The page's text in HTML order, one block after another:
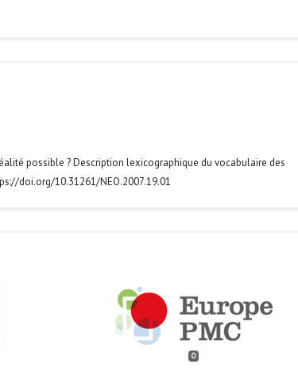
possible ? Description lexicographique du vocabulaire des
doi.org/10.31261/NEO.2007.19.01
0